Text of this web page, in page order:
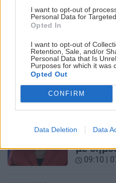
I want to opt-out of
Personal Data for
Opted In
I want to opt-out of
Retention, Sale, and/or
Personal Data that Is
Purposes for which it was
Opted Out
CONFIRM
Data Deletion Data
23:51 |
ΚΟΣΜΟΣ
των
με
09:10 |